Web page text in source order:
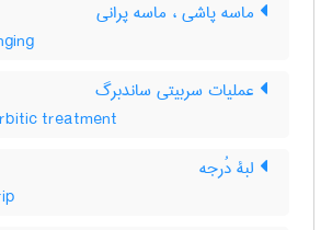
ماسه پاشی ، ماسه پرانی
عملیات سربیتی ساندبرگ
treatment
لبۀ دُرجه